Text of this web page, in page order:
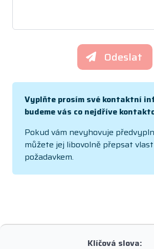
Odeslat
Vyplňte prosím své kontaktní
budeme vás co nejdříve
Pokud vám nevyhovuje
můžete jej libovolně přepsat
požadavkem.
Klíčová slova: